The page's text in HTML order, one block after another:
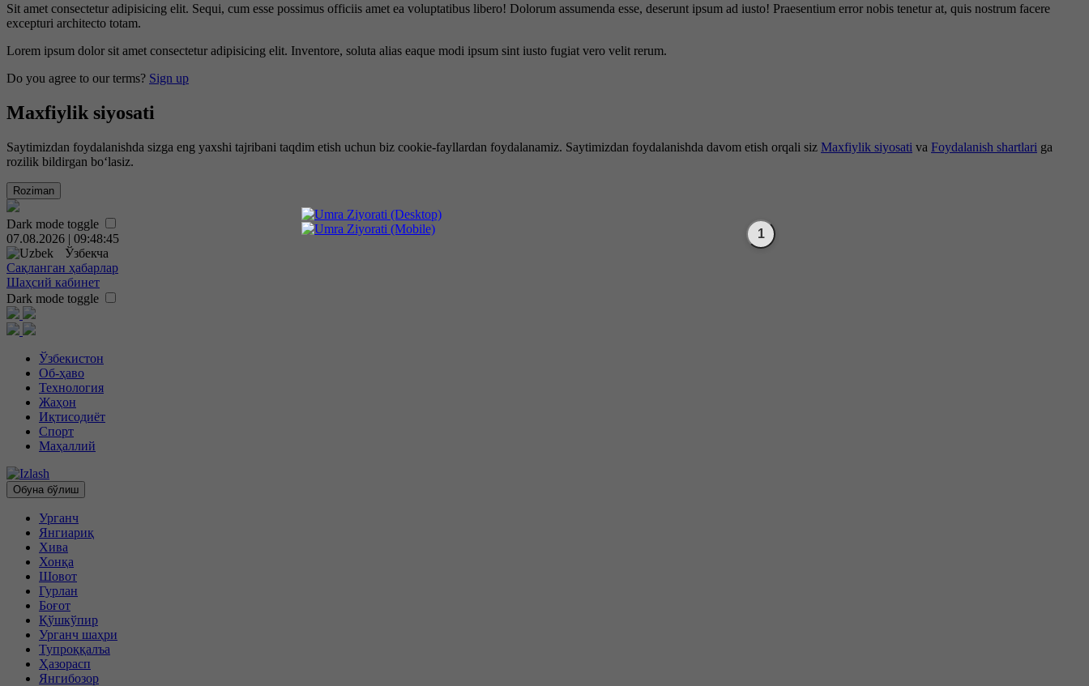
Sit amet consectetur adipisicing elit. Sequi, cum esse possimus officiis amet ea voluptatibus libero! Dolorum assumenda esse, deserunt ipsum ad iusto! Praesentium error nobis tenetur at, quis nostrum facere
excepturi architecto totam.
Lorem ipsum dolor sit amet consectetur adipisicing elit. Inventore, soluta alias eaque modi ipsum sint iusto fugiat vero velit rerum.
Do you agree to our terms? Sign up
Maxfiylik siyosati
Saytimizdan foydalanishda sizga eng yaxshi tajribani taqdim etish uchun biz cookie-fayllardan foydalanamiz. Saytimizdan foydalanishda davom etish orqali siz Maxfiylik siyosati va Foydalanish shartlari ga
rozilik bildirgan bo‘lasiz.
Roziman
Dark mode toggle
07.08.2026 | 09:48:46
Ўзбекча
Сақланган ҳабарлар
Шаҳсий кабинет
Dark mode toggle
Ўзбекистон
Об-ҳаво
Технология
Жаҳон
Иқтисодиёт
Спорт
Маҳаллий
Обуна бўлиш
Урганч
Янгиариқ
Хива
Хонқа
Шовот
Гурлан
Боғот
Қўшкўпир
Урганч шаҳри
Тупроққалъа
Ҳазорасп
Янгибозор